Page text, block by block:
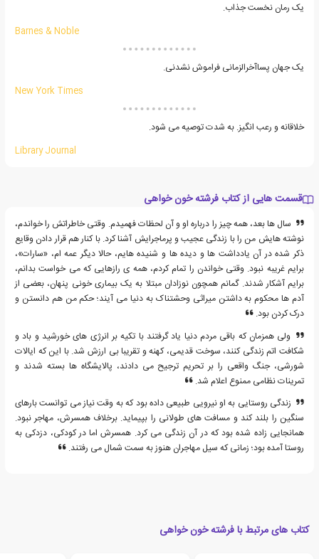
یک رمان نخست جذاب.
Barnes & Noble
یک جهان پساآخرالزمانی فراموش نشدنی.
New York Times
خلاقانه و رعب انگیز. به شدت توصیه می شود.
Library Journal
قسمت هایی از کتاب فرشته خون خواهی
سال ها بعد، همه چیز را درباره او و آن لحظات فهمیدم. وقتی خاطراتش را خواندم،
نوشته هایش من را با زندگی عجیب و پرماجرایش آشنا کرد. با کنار هم قرار دادن وقایع
ذکر شده در آن یادداشت ها و دیده ها و شنیده هایم، حالا دیگر عمه ام، «سارات»،
برایم غریبه نبود. وقتی خواندن را تمام کردم، همه ی رازهایی که می خواست بدانم،
برایم آشکار شدند. گمانم همچون نوزادان مبتلا به یک بیماری خونی پنهان، بعضی از
آدم ها محکوم به داشتن میراثی وحشتناک به دنیا می آیند؛ حکم من هم دانستن و
درک کردن بود.
ولی همزمان که باقی مردم دنیا یاد گرفتند با تکیه بر انرژی های خورشید و باد و
شکافت اتم زندگی کنند، سوخت قدیمی، کهنه و تقریبا بی ارزش شد. با این که ایالات
شورشی، جنگ واقعی را بر تحریم ترجیح می دادند، پالایشگاه ها بسته شدند و
تمرینات نظامی ممنوع اعلام شد.
زندگی روستایی به او نیرویی طبیعی داده بود که به وقت نیاز می توانست بارهای
سنگین را بلند کند و مسافت های طولانی را بپیماید. برخلاف همسرش، مهاجر نبود.
همانجایی زاده شده بود که در آن زندگی می کرد. همسرش اما در کودکی، دزدکی به
روستا آمده بود؛ زمانی که سیل مهاجران هنوز به سمت شمال می رفتند.
کتاب های مرتبط با فرشته خون خواهی